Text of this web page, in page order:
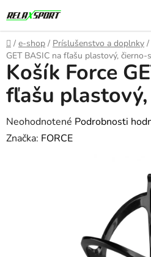
na
obsah
Domov
/ e-shop / Príslušenstvo a doplnky /
GET BASIC na fľašu plastový, čierno-
Košík Force
fľašu
Priemerné
hodnotenie
Neohodnotené Podrobnosti
Značka: FORCE